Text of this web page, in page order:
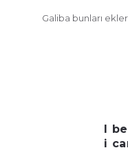
Galiba bunları
I
i